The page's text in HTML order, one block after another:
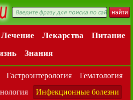
Лечение Лекарства
Питание
Знания
Гастроэнтерология
Гематология
Инфекционные болезни